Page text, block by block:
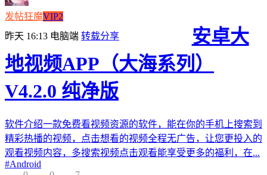
发帖狂魔VIP2
昨天 16:13 电脑端 转载分享
安卓大
地视频APP（大海系列）
V4.2.0 纯净版
软件介绍一款免费看视频资源的软件，能在你的手机上搜索到
精彩热播的视频，点击想看的视频全程无广告，让您更投入的
观看视频内容，多搜索视频点击观看能享受更多的福利，在...
#Android